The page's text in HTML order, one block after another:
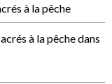
à la pêche
à la pêchedans